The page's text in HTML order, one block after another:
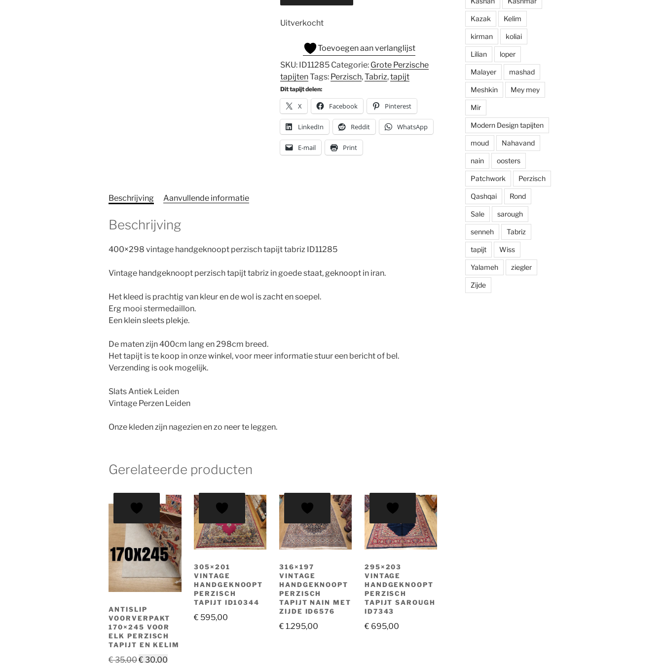
Uitverkocht
Toevoegen aan verlanglijst
SKU: ID11285 Categorie: Grote Perzische
tapijtenTags: Perzisch,Tabriz,tapijt
Dit tapijt delen:
X Facebook Pinterest
LinkedIn Reddit WhatsApp
E-mail Print
Beschrijving Aanvullende informatie
Beschrijving
400×298 vintage handgeknoopt perzisch tapijt tabriz ID11285
Vintage handgeknoopt perzisch tapijt tabriz in goede staat, geknoopt in iran.
Het kleed is prachtig van kleur en de wol is zacht en soepel.
Erg mooi stermedaillon.
Een klein sleets plekje.
De maten zijn 400cm lang en 298cm breed.
Het tapijt is te koop in onze winkel, voor meer informatie stuur een bericht of bel.
Verzending is ook mogelijk.
Slats Antiek Leiden
Vintage Perzen Leiden
Onze kleden zijn nagezien en zo neer te leggen.
Gerelateerde producten
AANBIEDING!
ANTISLIP
VOORVERPAKT
170×245 VOOR
ELK PERZISCH
TAPIJT EN KELIM
€35,00Oorspronkelijke
€ 30,00
305×201
VINTAGE
HANDGEKNOOPT
PERZISCH
TAPIJT ID10344
€ 595,00
316×197
VINTAGE
HANDGEKNOOPT
PERZISCH
TAPIJT NAIN MET
ZIJDE ID6576
€ 1.295,00
295×203
VINTAGE
HANDGEKNOOPT
PERZISCH
TAPIJT SAROUGH
ID7343
€ 695,00
prijzen. Al met al
een zeer positieve
ervaring en zou
deze zaak aan
iedereen aan
willen raden.
Kazak Kelim
kirman koliai
Lilian loper
Malayer mashad
Meshkin Mey mey
Mir
Modern Design tapijten
moud Nahavand
nain oosters
Patchwork Perzisch
Qashqai Rond
Sale sarough
senneh Tabriz
tapijt Wiss
Yalameh ziegler
Zijde